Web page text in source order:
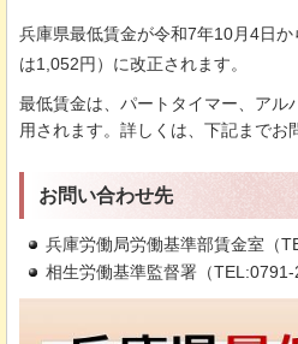
兵庫県最低賃金が令和7年10月4日か
は1,052円）に改正されます。
最低賃金は、パートタイマー、アル
用されます。詳しくは、下記までお
お問い合わせ先
兵庫労働局労働基準部賃金室（
相生労働基準監督署（TEL:0791-